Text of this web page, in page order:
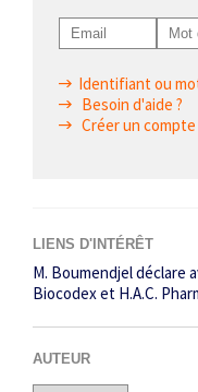
Identifiant ou
Besoin d'aide ?
Créer un compte
LIENS D'INTÉRÊT
M. Boumendjel déclare
Biocodex et H.A.C.
AUTEUR